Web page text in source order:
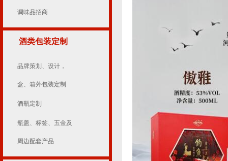
调味品招商
酒类包装定制
品牌策划、设计，
盒、箱外包装定制
酒瓶定制
瓶盖、标签、五金及
周边配套产品